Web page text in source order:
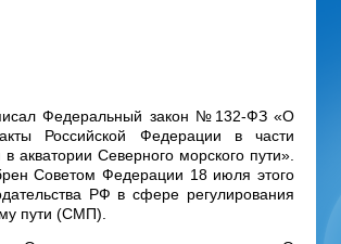
Федеральный закон №132-ФЗ «О
Российской Федерации в части
акватории Северного морского пути».
Советом Федерации 18 июля этого
РФ в сфере регулирования
пути (СМП).